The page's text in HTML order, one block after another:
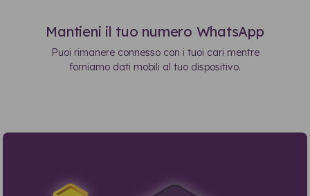
Mantieni il tuo numero WhatsApp
Puoi rimanere connesso con i tuoi cari mentre
forniamo dati mobili al tuo dispositivo.